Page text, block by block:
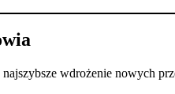
wdrożenie nowych